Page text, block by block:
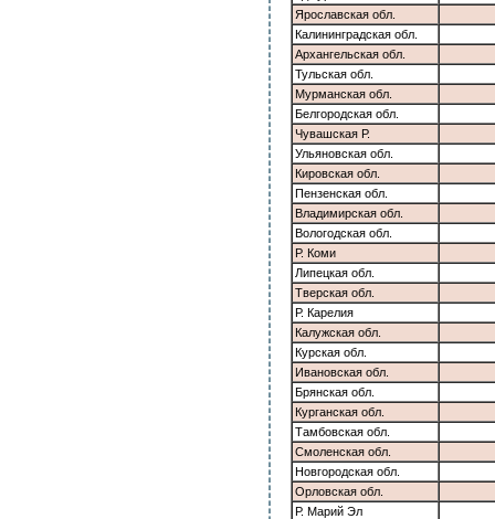
Ярославская обл.
Калининградская обл.
Архангельская обл.
Тульская обл.
Мурманская обл.
Белгородская обл.
Чувашская Р.
Ульяновская обл.
Кировская обл.
Пензенская обл.
Владимирская обл.
Вологодская обл.
Р. Коми
Липецкая обл.
Тверская обл.
Р. Карелия
Калужская обл.
Курская обл.
Ивановская обл.
Брянская обл.
Курганская обл.
Тамбовская обл.
Смоленская обл.
Новгородская обл.
Орловская обл.
Р. Марий Эл